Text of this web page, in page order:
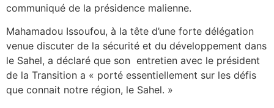
communiqué de la présidence malienne.
Mahamadou Issoufou, à la tête d’une forte délégation
venue discuter de la sécurité et du développement dans
le Sahel, a déclaré que son entretien avec le président
de la Transition a « porté essentiellement sur les défis
que connait notre région, le Sahel. »